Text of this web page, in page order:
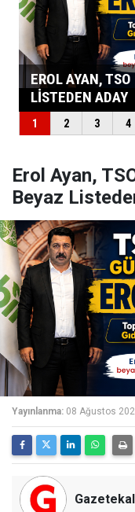
Erol Ayan,
Beyaz
Yayınlanma: 08 Ağustos